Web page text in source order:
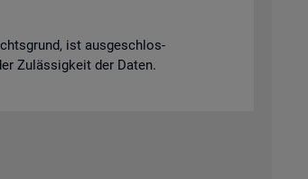
ist aus­ge­schlos­
Zu­läs­sig­keit der Daten.